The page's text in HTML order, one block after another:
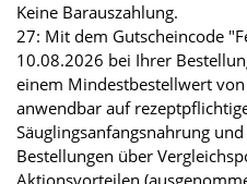
Keine Barauszahlung.
27: Mit dem Gutscheincode
10.08.2026 bei Ihrer
einem Mindestbestellwert
anwendbar auf
Säuglingsanfangsnahrung
Bestellungen über
Aktionsvorteilen